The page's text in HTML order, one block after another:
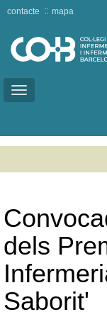
Toggle
contacte mapa
dels
Saborit'